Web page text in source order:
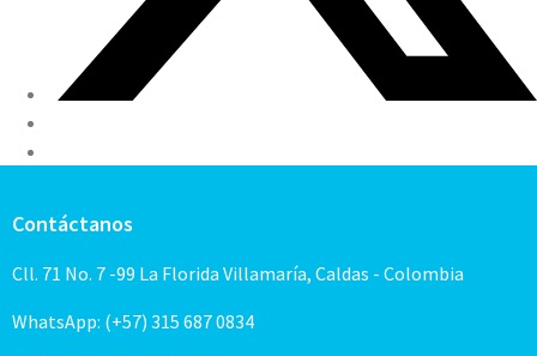
Contáctanos
Cll. 71 No. 7 -99 La Florida Villamaría, Caldas - Colombia
WhatsApp: (+57) 315 687 0834